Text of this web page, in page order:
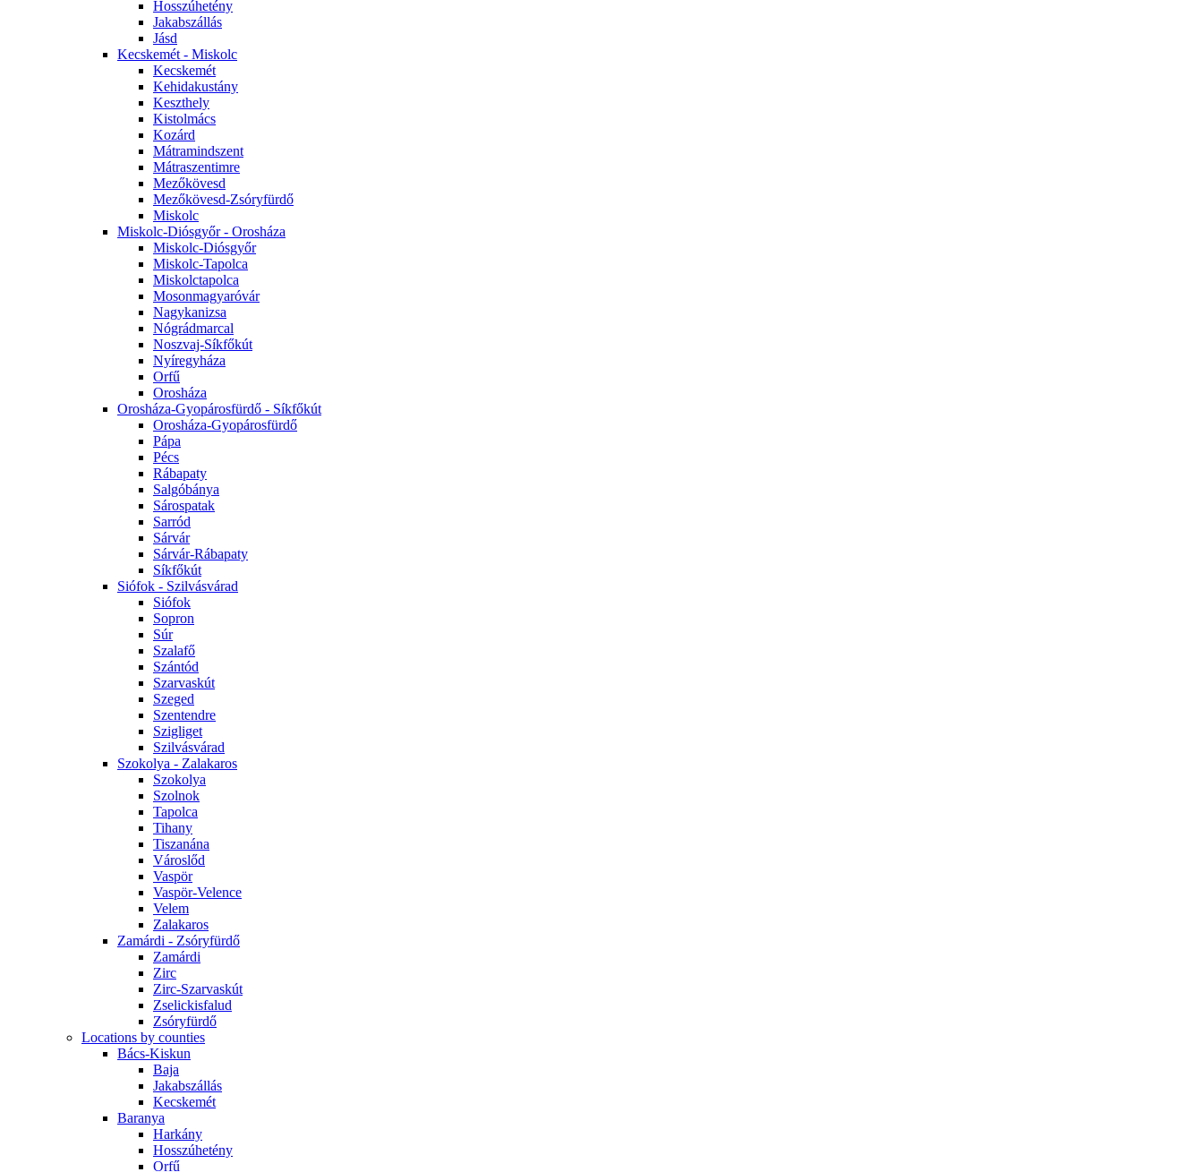
Hosszúhetény
Jakabszállás
Jásd
Kecskemét - Miskolc
Kecskemét
Kehidakustány
Keszthely
Kistolmács
Kozárd
Mátramindszent
Mátraszentimre
Mezőkövesd
Mezőkövesd-Zsóryfürdő
Miskolc
Miskolc-Diósgyőr - Orosháza
Miskolc-Diósgyőr
Miskolc-Tapolca
Miskolctapolca
Mosonmagyaróvár
Nagykanizsa
Nógrádmarcal
Noszvaj-Síkfőkút
Nyíregyháza
Orfű
Orosháza
Orosháza-Gyopárosfürdő - Síkfőkút
Orosháza-Gyopárosfürdő
Pápa
Pécs
Rábapaty
Salgóbánya
Sárospatak
Sarród
Sárvár
Sárvár-Rábapaty
Síkfőkút
Siófok - Szilvásvárad
Siófok
Sopron
Súr
Szalafő
Szántód
Szarvaskút
Szeged
Szentendre
Szigliget
Szilvásvárad
Szokolya - Zalakaros
Szokolya
Szolnok
Tapolca
Tihany
Tiszanána
Városlőd
Vaspör
Vaspör-Velence
Velem
Zalakaros
Zamárdi - Zsóryfürdő
Zamárdi
Zirc
Zirc-Szarvaskút
Zselickisfalud
Zsóryfürdő
Locations by counties
Bács-Kiskun
Baja
Jakabszállás
Kecskemét
Baranya
Harkány
Hosszúhetény
Orfű